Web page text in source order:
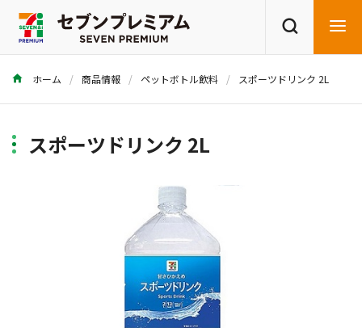
商品を探す
ホーム 商品情報 ペットボトル飲料 スポーツドリンク 2L
スポーツドリンク 2L